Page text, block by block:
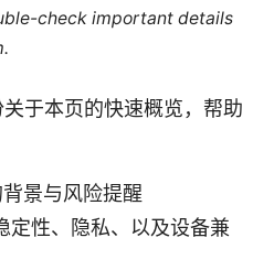
check important details
于本页的快速概览，帮助
景与风险提醒
定性、隐私、以及设备兼